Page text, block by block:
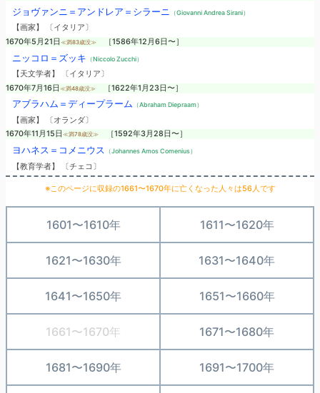
ジョヴァンニ＝アンドレア＝シラーニ （Giovanni Andrea Sirani）
【画家】 〔イタリア〕
1670年5月21日 ≪満83歳没≫ ［1586年12月6日〜］
ニッコロ＝ズッキ （Niccolo Zucchi）
【天文学者】 〔イタリア〕
1670年7月16日 ≪満48歳没≫ ［1622年1月23日〜］
アブラハム＝ディープラーム （Abraham Diepraam）
【画家】 〔オランダ〕
1670年11月15日 ≪満78歳没≫ ［1592年3月28日〜］
ヨハネス＝コメニウス （Johannes Amos Comenius）
【教育学者】 〔チェコ〕
※このページに収録の1661〜1670年に亡くなった人々は56人です
1601〜1610年 1611〜1620年
1621〜1630年 1631〜1640年
1641〜1650年 1651〜1660年
1661〜1670年 1671〜1680年
1681〜1690年 1691〜1700年